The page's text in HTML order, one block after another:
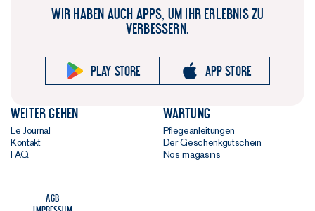
WIR HABEN AUCH APPS, UM IHR ERLEBNIS ZU
VERBESSERN.
Play store App store
Weiter gehen
Le Journal
Kontakt
FAQ
Wartung
Pflegeanleitungen
Der Geschenkgutschein
Nos magasins
AGB